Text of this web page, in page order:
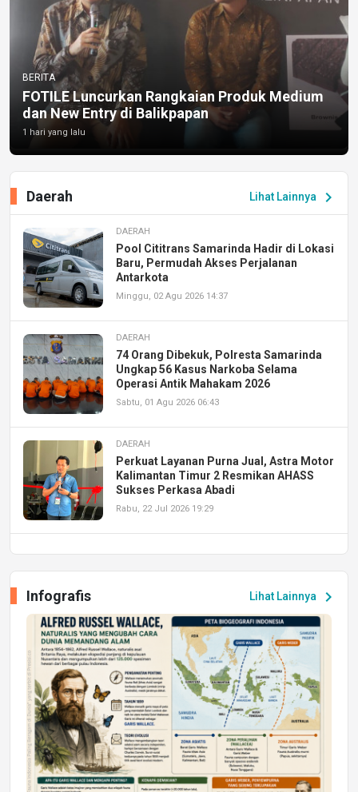
BERITA
FOTILE Luncurkan Rangkaian Produk Medium
dan New Entry di Balikpapan
1 hari yang lalu
Lihat Lainnya chevron_right
Daerah
DAERAH
Pool Cititrans Samarinda Hadir di Lokasi
Baru, Permudah Akses Perjalanan
Antarkota
Minggu, 02 Agu 2026 14:37
DAERAH
74 Orang Dibekuk, Polresta Samarinda
Ungkap 56 Kasus Narkoba Selama
Operasi Antik Mahakam 2026
Sabtu, 01 Agu 2026 06:43
DAERAH
Perkuat Layanan Purna Jual, Astra Motor
Kalimantan Timur 2 Resmikan AHASS
Sukses Perkasa Abadi
Rabu, 22 Jul 2026 19:29
Peluang Kerja dan Magang
Jumat, 17 Jul 2026 22:30
DAERAH
Astra Motor Kalimantan Timur 2 Dukung
Mahasiswa Samarinda dalam Astra
Honda SDGs Future Leaders 2026
Jumat, 10 Jul 2026 19:01
Lihat Lainnya chevron_right
Infografis